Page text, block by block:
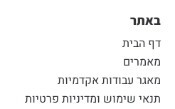
באתר
דף הבית
מאמרים
מאגר עבודות אקדמיות
תנאי שימוש ומדיניות פרטיות